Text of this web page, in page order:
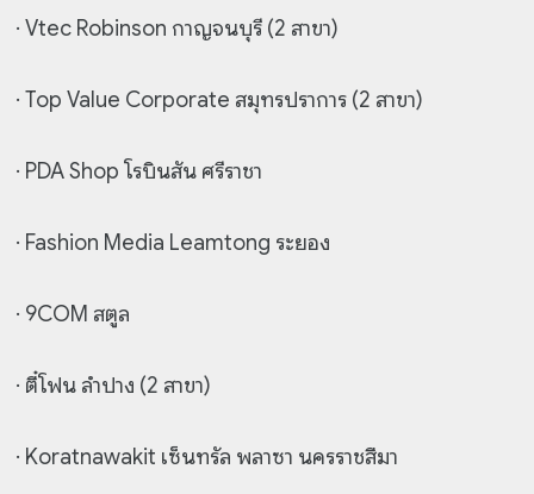
· Vtec Robinson กาญจนบุรี (2 สาขา)
· Top Value Corporate สมุทรปราการ (2 สาขา)
· PDA Shop โรบินสัน ศรีราชา
· Fashion Media Leamtong ระยอง
· 9COM สตูล
· ตี๋โฟน ลำปาง (2 สาขา)
· Koratnawakit เซ็นทรัล พลาซา นครราชสีมา